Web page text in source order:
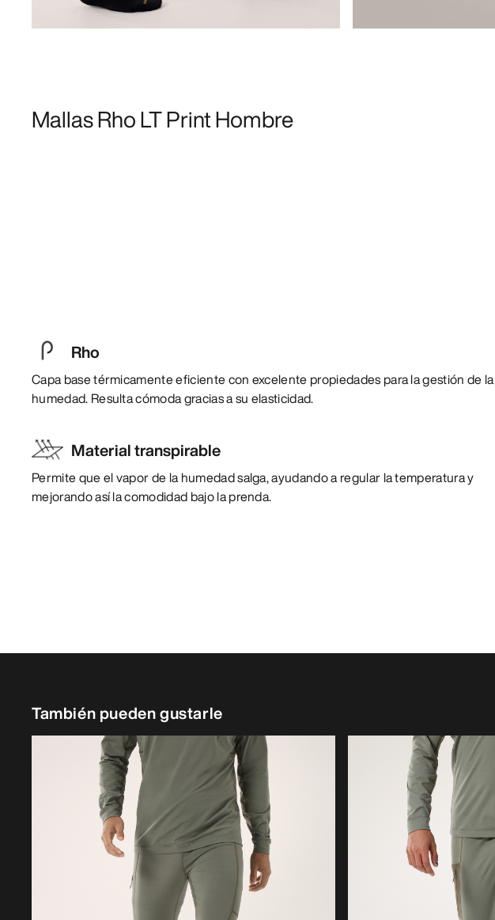
Mallas Rho LT Print Hombre
Rho
Capa base térmicamente eficiente con excelente propiedades para la gestión de la
humedad. Resulta cómoda gracias a su elasticidad.
Material transpirable
Permite que el vapor de la humedad salga, ayudando a regular la temperatura y
mejorando así la comodidad bajo la prenda.
También pueden gustarle